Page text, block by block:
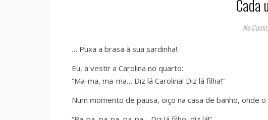
Cada
No
… Puxa a brasa à sua sardinha!
Eu, a vestir a Carolina no quarto:
“Ma-ma, ma-ma… Diz lá Carolina! Diz lá filha!”
Num momento de pausa, oiço na casa de banho, onde o